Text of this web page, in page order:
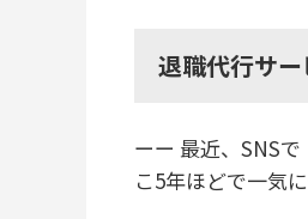
退職代行サ
ーー 最近、SNS
こ5年ほどで一気